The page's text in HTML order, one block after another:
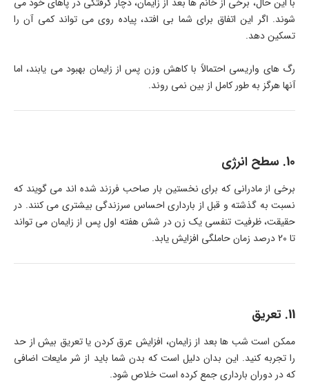
شوند. اگر این اتفاق برای شما بی افتد، پیاده روی می تواند کمی آن را
تسکین دهد.
رگ های واریسی احتمالاً با کاهش وزن پس از زایمان بهبود می یابند، اما
آنها هرگز به طور کامل از بین نمی روند.
10. سطح انرژی
برخی از مادرانی که برای نخستین بار صاحب فرزند شده اند می گویند که
نسبت به گذشته و قبل از بارداری احساس سرزندگی بیشتری می کنند. در
حقیقت، ظرفیت تنفسی یک زن در شش هفته اول پس از زایمان می تواند
تا 20 درصد زمان حاملگی افزایش یابد.
11. تعریق
ممکن است شب ها بعد از زایمان، افزایش عرق کردن یا تعریق بیش از حد
را تجربه کنید. این بدان دلیل است که بدن شما باید از شر مایعات اضافی
که در دوران بارداری جمع کرده است خلاص شود.